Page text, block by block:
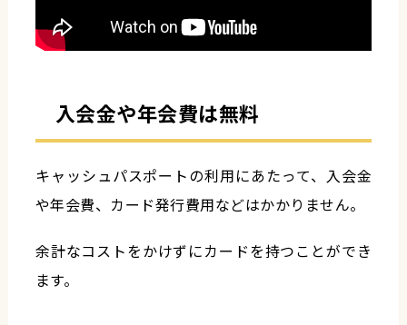
入会金や年会費は無料
キャッシュパスポートの利用にあたって、入会金
や年会費、カード発行費用などはかかりません。
余計なコストをかけずにカードを持つことができ
ます。